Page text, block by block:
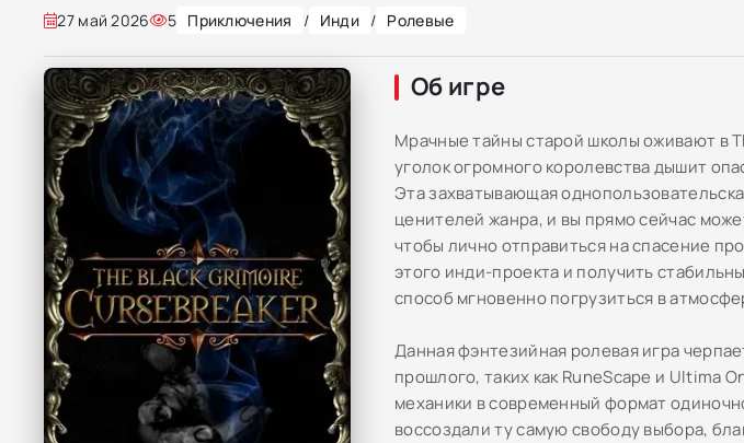
27 май 2026 5 Приключения / Инди / Ролевые
Об игре
Мрачные тайны старой школы оживают в
уголок огромного королевства дышит
Эта захватывающая
ценителей жанра, и вы прямо сейчас
чтобы лично отправиться на спасение
этого инди-проекта и получить
способ мгновенно погрузиться в
Данная фэнтезийная ролевая игра
прошлого, таких как RuneScape и Ultima
механики в современный формат
воссоздали ту самую свободу выбора,